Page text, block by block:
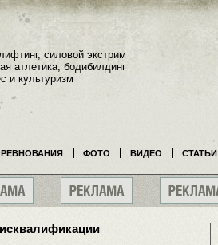
силовой экстрим
атлетика, бодибилдинг
и культуризм
ФОТО ВИДЕО СТАТЬИ